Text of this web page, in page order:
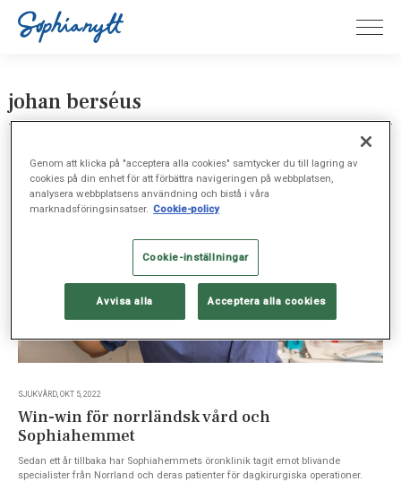
johan berséus
SJUKVÅRD, OKT 5, 2022
Win-win för norrländsk vård och
Sophiahemmet
Sedan ett år tillbaka har Sophiahemmets öronklinik tagit emot blivande
specialister från Norrland och deras patienter för dagkirurgiska operationer.
Genom att klicka på "acceptera alla cookies" samtycker du till lagring av
cookies på din enhet för att förbättra navigeringen på webbplatsen,
analysera webbplatsens användning och bistå i våra
marknadsföringsinsatser. Cookie-policy
Cookie-inställningar
Avvisa alla Acceptera alla cookies